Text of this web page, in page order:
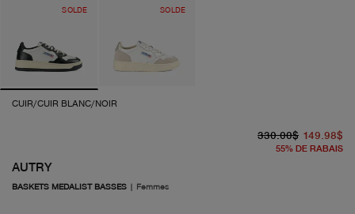
SOLDE SOLDE
CUIR/CUIR BLANC/NOIR
AUTRY
BASKETS MEDALIST BASSES | Femmes
330.00$ 149.98$
55% DE RABAIS